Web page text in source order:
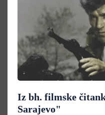
Iz bh. filmske
Sarajevo"